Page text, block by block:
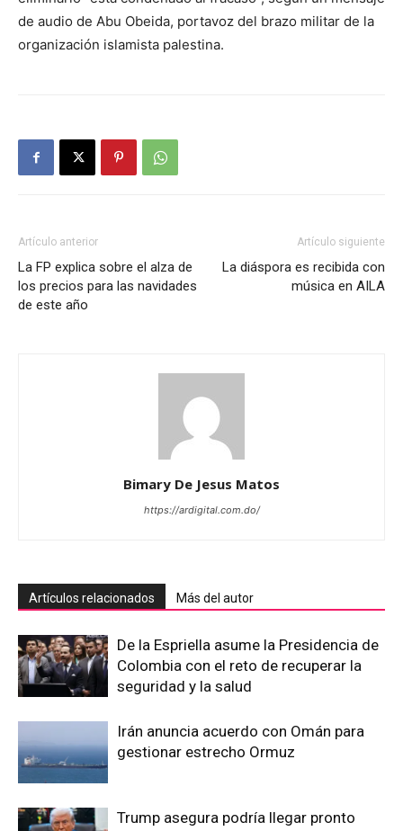
de audio de Abu Obeida, portavoz del brazo militar de la
organización islamista palestina.
Artículo anterior
La FP explica sobre el alza de
los precios para las navidades
de este año
Artículo siguiente
La diáspora es recibida con
música en AILA
Bimary De Jesus Matos
https://ardigital.com.do/
Artículos relacionados Más del autor
De la Espriella asume la Presidencia de
Colombia con el reto de recuperar la
seguridad y la salud
Irán anuncia acuerdo con Omán para
gestionar estrecho Ormuz
Trump asegura podría llegar pronto